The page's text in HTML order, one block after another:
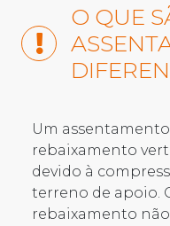
O QUE
Um
rebaixamento
devido à
terreno de apoio.
rebaixamento